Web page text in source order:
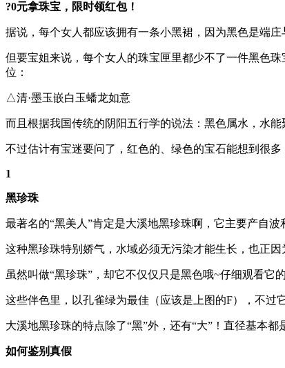
?0元拿珠宝，限时领红包！
据说，每个女人都应该拥有一条小黑裙，因为黑色是端
但要宝姐来说，每个女人的珠宝匣里都少不了一件黑色
位：
△清·墨玉嵌白玉蟠龙如意
而且根据我国传统的阴阳五行学的说法：黑色属水，水
不过估计有宝迷要问了，红色的、绿色的宝石能想到很
1
黑珍珠
最著名的“黑美人”肯定是大溪地黑珍珠啊，它主要产自
这种黑珍珠特别娇气，水域必须无污染才能生长，也正
虽然叫做“黑珍珠”，却它不仅仅只是黑色哦~仔细观看它
这些伴色里，以孔雀绿为最佳（应该是上图的F），不过
大溪地黑珍珠的特点除了“黑”外，还有“大”！直径基本
如何鉴别真假